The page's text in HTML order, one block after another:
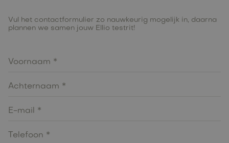
Vul het contactformulier zo nauwkeurig mogelijk in, daarna
plannen we samen jouw Ellio testrit!